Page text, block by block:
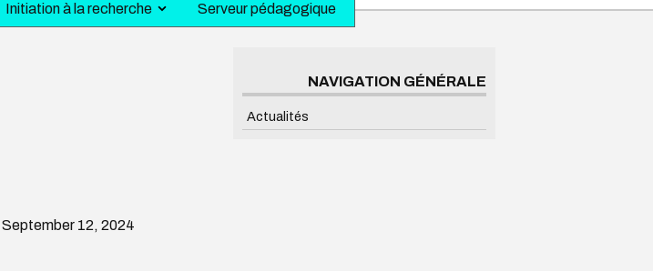
Initiation à la recherche Serveur pédagogique
September 12, 2024
NAVIGATION GÉNÉRALE
Actualités